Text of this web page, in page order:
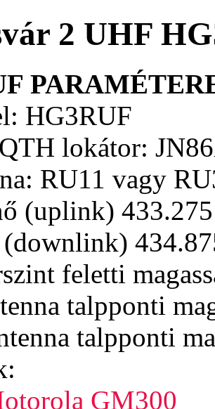
2 UHF
HG3RUF
lokátor:
RU11 vagy
(uplink)
feletti
talpponti
talpponti
GM300